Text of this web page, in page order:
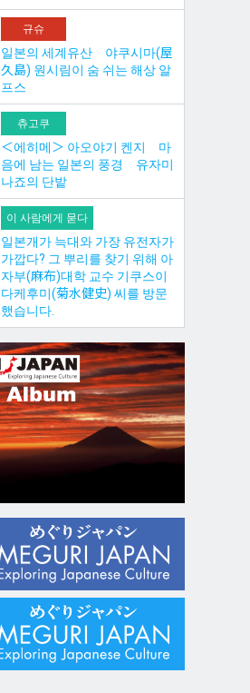
규슈
일본의 세계유산 야쿠시마(屋
久島) 원시림이 숨 쉬는 해상 알
프스
츄고쿠
＜에히메＞ 아오야기 켄지 마
음에 남는 일본의 풍경 유자미
나죠의 단밭
이 사람에게 묻다
일본개가 늑대와 가장 유전자가
가깝다? 그 뿌리를 찾기 위해 아
자부(麻布)대학 교수 기쿠스이
다케후미(菊水健史) 씨를 방문
했습니다.